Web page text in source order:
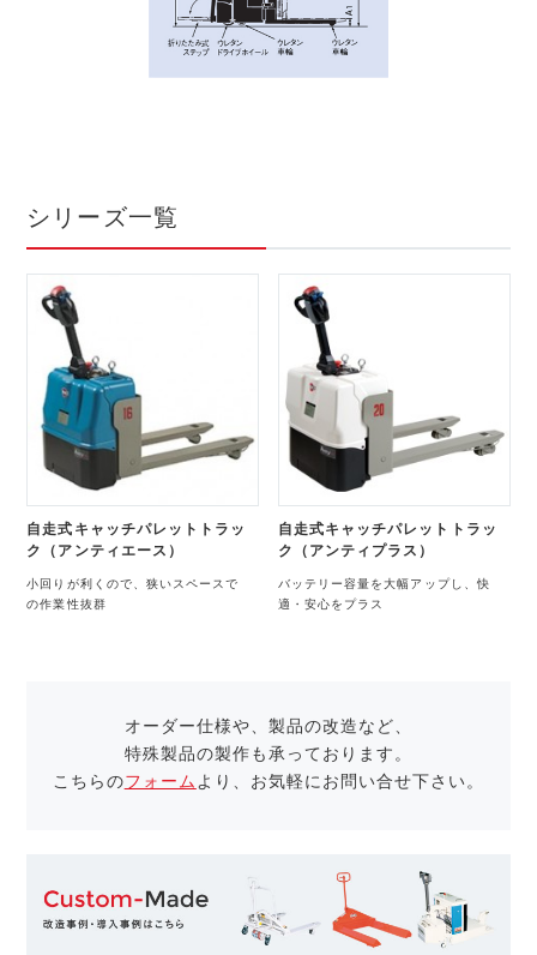
シリーズ一覧
自走式キャッチパレットトラッ
ク（アンティエース）
小回りが利くので、狭いスペースで
の作業性抜群
自走式キャッチパレットトラッ
ク（アンティプラス）
バッテリー容量を大幅アップし、快
適・安心をプラス
オーダー仕様や、製品の改造など、
特殊製品の製作も承っております。
こちらのフォーム より、お気軽にお問い合せ下さい。